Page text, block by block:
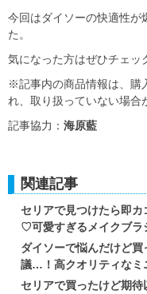
今回はダイソーの快適性が
た。
気になった方はぜひチェッ
※記事内の商品情報は、購
れ、取り扱っていない場合
記事協力： 海原藍
関連記事
セリアで見つけたら即
♡可愛すぎるメイクブラ
ダイソーで悩んだけど
議…！高クオリティなミ
セリアで買ったけど期